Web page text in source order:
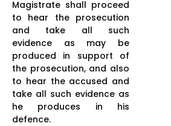
Magistrate shall proceed
to hear the prosecution
and take all such
evidence as may be
produced in support of
the prosecution, and also
to hear the accused and
take all such evidence as
he produces in his
defence.